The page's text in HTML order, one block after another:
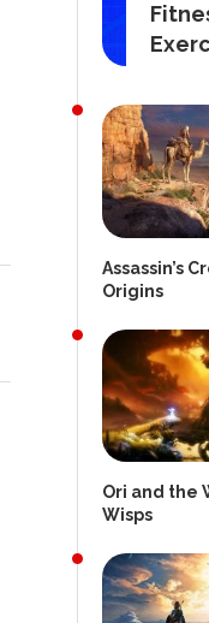
Assassin’s
Origins
Ori and the
Wisps